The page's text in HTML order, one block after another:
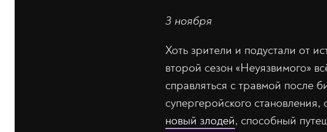
3 ноября
Хоть зрители и подустали от
второй сезон «Неуязвимого»
справляться с травмой после
супергеройского
новый злодей, способный